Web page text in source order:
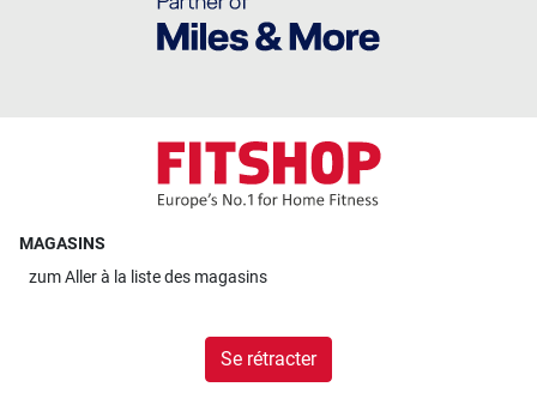
MAGASINS
zumAller à la liste des magasins
Se rétracter